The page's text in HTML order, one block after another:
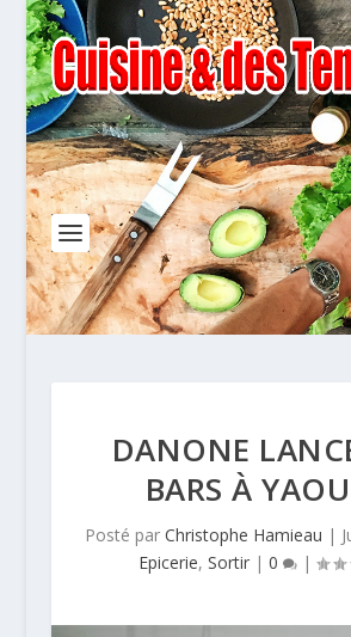
DANONE
BARS À
Posté parChristophe Hamieau |
Epicerie,Sortir |0 |